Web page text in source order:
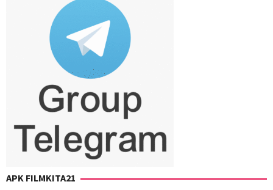
APK FILMKITA21